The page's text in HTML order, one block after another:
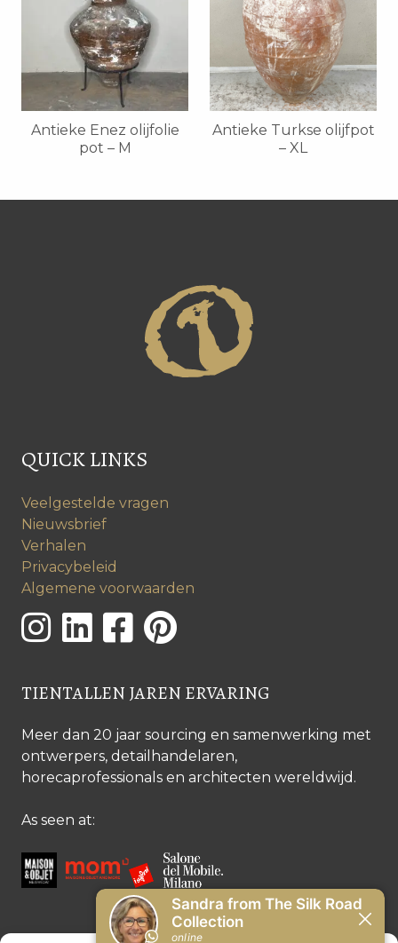
Antieke Enez olijfolie
pot – M
Antieke Turkse olijfpot
– XL
QUICK LINKS
Veelgestelde vragen
Nieuwsbrief
Verhalen
Privacybeleid
Algemene voorwaarden
TIENTALLEN JAREN ERVARING
Meer dan 20 jaar sourcing en samenwerking met
ontwerpers, detailhandelaren,
horecaprofessionals en architecten wereldwijd.
As seen at: